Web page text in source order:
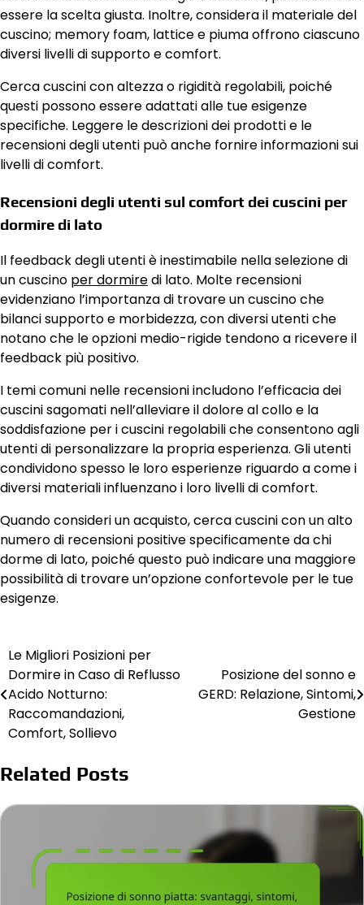
essere la scelta giusta. Inoltre, considera il materiale del
cuscino; memory foam, lattice e piuma offrono ciascuno
diversi livelli di supporto e comfort.
Cerca cuscini con altezza o rigidità regolabili, poiché
questi possono essere adattati alle tue esigenze
specifiche. Leggere le descrizioni dei prodotti e le
recensioni degli utenti può anche fornire informazioni sui
livelli di comfort.
Recensioni degli utenti sul comfort dei cuscini per
dormire di lato
Il feedback degli utenti è inestimabile nella selezione di
un cuscino per dormiredi lato. Molte recensioni
evidenziano l’importanza di trovare un cuscino che
bilanci supporto e morbidezza, con diversi utenti che
notano che le opzioni medio-rigide tendono a ricevere il
feedback più positivo.
I temi comuni nelle recensioni includono l’efficacia dei
cuscini sagomati nell’alleviare il dolore al collo e la
soddisfazione per i cuscini regolabili che consentono agli
utenti di personalizzare la propria esperienza. Gli utenti
condividono spesso le loro esperienze riguardo a come i
diversi materiali influenzano i loro livelli di comfort.
Quando consideri un acquisto, cerca cuscini con un alto
numero di recensioni positive specificamente da chi
dorme di lato, poiché questo può indicare una maggiore
possibilità di trovare un’opzione confortevole per le tue
esigenze.
Post
navigation
Le Migliori Posizioni per
Dormire in Caso di Reflusso
Acido Notturno:
Raccomandazioni,
Comfort, Sollievo
Posizione del sonno e
GERD: Relazione, Sintomi,
Gestione
Related Posts